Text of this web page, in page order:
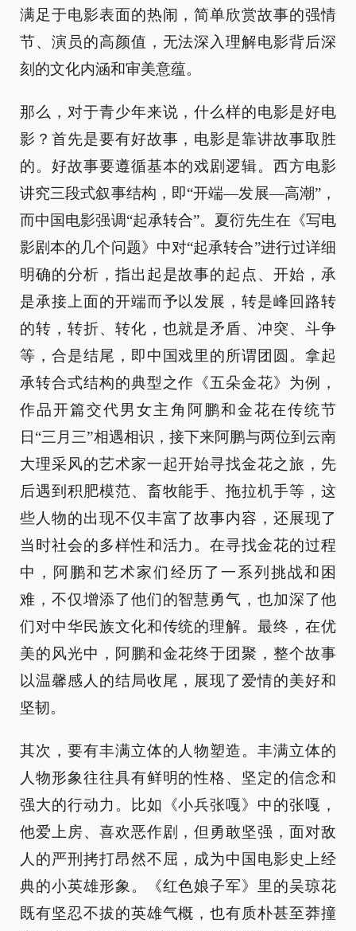
满足于电影表面的热闹，简单欣赏故事的强情
节、演员的高颜值，无法深入理解电影背后深
刻的文化内涵和审美意蕴。
那么，对于青少年来说，什么样的电影是好电
影？首先是要有好故事，电影是靠讲故事取胜
的。好故事要遵循基本的戏剧逻辑。西方电影
讲究三段式叙事结构，即“开端—发展—高潮”，
而中国电影强调“起承转合”。夏衍先生在《写电
影剧本的几个问题》中对“起承转合”进行过详细
明确的分析，指出起是故事的起点、开始，承
是承接上面的开端而予以发展，转是峰回路转
的转，转折、转化，也就是矛盾、冲突、斗争
等，合是结尾，即中国戏里的所谓团圆。拿起
承转合式结构的典型之作《五朵金花》为例，
作品开篇交代男女主角阿鹏和金花在传统节
日“三月三”相遇相识，接下来阿鹏与两位到云南
大理采风的艺术家一起开始寻找金花之旅，先
后遇到积肥模范、畜牧能手、拖拉机手等，这
些人物的出现不仅丰富了故事内容，还展现了
当时社会的多样性和活力。在寻找金花的过程
中，阿鹏和艺术家们经历了一系列挑战和困
难，不仅增添了他们的智慧勇气，也加深了他
们对中华民族文化和传统的理解。最终，在优
美的风光中，阿鹏和金花终于团聚，整个故事
以温馨感人的结局收尾，展现了爱情的美好和
坚韧。
其次，要有丰满立体的人物塑造。丰满立体的
人物形象往往具有鲜明的性格、坚定的信念和
强大的行动力。比如《小兵张嘎》中的张嘎，
他爱上房、喜欢恶作剧，但勇敢坚强，面对敌
人的严刑拷打昂然不屈，成为中国电影史上经
典的小英雄形象。《红色娘子军》里的吴琼花
既有坚忍不拔的英雄气概，也有质朴甚至莽撞